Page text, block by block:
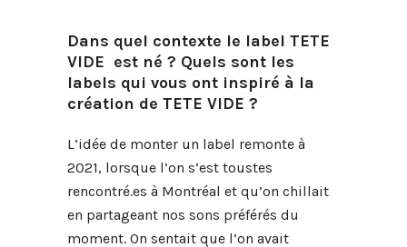
Dans quel contexte le label TETE
VIDE est né ? Quels sont les
labels qui vous ont inspiré à la
création de TETE VIDE ?
L’idée de monter un label remonte à
2021, lorsque l’on s’est toustes
rencontré.es à Montréal et qu’on chillait
en partageant nos sons préférés du
moment. On sentait que l’on avait